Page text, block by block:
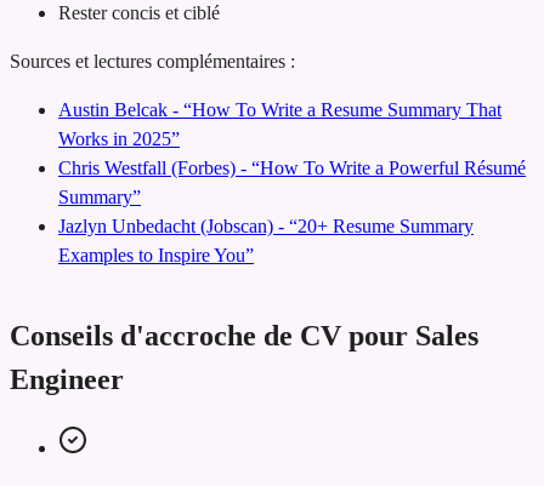
Rester concis et ciblé
Sources et lectures complémentaires :
Austin Belcak - “How To Write a Resume Summary That
Works in 2025”
Chris Westfall (Forbes) - “How To Write a Powerful Résumé
Summary”
Jazlyn Unbedacht (Jobscan) - “20+ Resume Summary
Examples to Inspire You”
Conseils d'accroche de CV pour Sales
Engineer